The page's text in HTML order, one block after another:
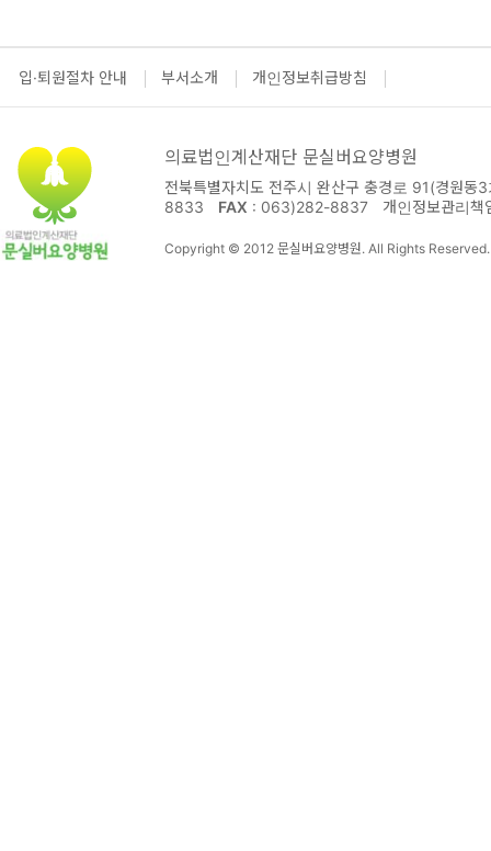
입·퇴원절차 안내 부서소개 개인정보취급방침
의료법인계산재단 문실버요양병원
전북특별자치도 전주시 완산구 충경로 91(경원동
8833
FAX : 063)282-8837 개인정보관리책
Copyright © 2012 문실버요양병원. All Rights Reserved.